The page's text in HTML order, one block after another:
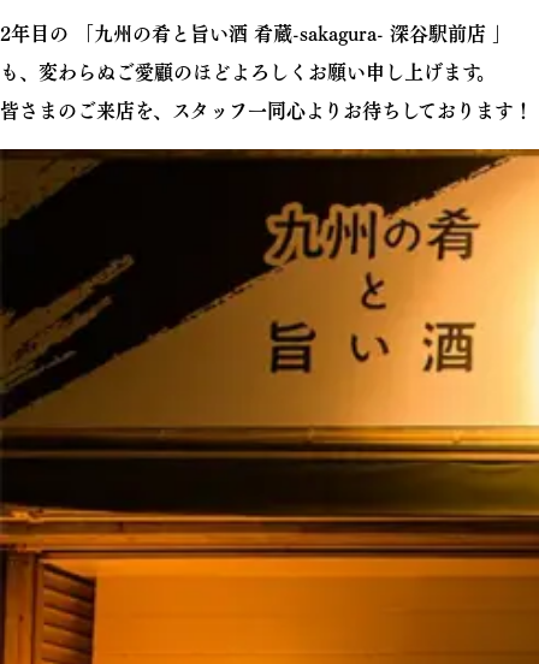
2年目の 「九州の肴と旨い酒 肴蔵-sakagura- 深谷駅前店 」
も、変わらぬご愛顧のほどよろしくお願い申し上げます。
皆さまのご来店を、スタッフ一同心よりお待ちしております！